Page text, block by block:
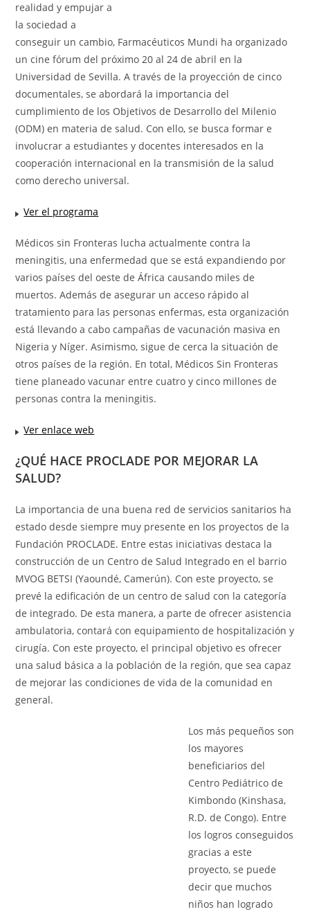
realidad y empujar a
la sociedad a
conseguir un cambio, Farmacéuticos Mundi ha organizado
un cine fórum del próximo 20 al 24 de abril en la
Universidad de Sevilla. A través de la proyección de cinco
documentales, se abordará la importancia del
cumplimiento de los Objetivos de Desarrollo del Milenio
(ODM) en materia de salud. Con ello, se busca formar e
involucrar a estudiantes y docentes interesados en la
cooperación internacional en la transmisión de la salud
como derecho universal.
Ver el programa
Médicos sin Fronteras lucha actualmente contra la
meningitis, una enfermedad que se está expandiendo por
varios países del oeste de África causando miles de
muertos. Además de asegurar un acceso rápido al
tratamiento para las personas enfermas, esta organización
está llevando a cabo campañas de vacunación masiva en
Nigeria y Níger. Asimismo, sigue de cerca la situación de
otros países de la región. En total, Médicos Sin Fronteras
tiene planeado vacunar entre cuatro y cinco millones de
personas contra la meningitis.
Ver enlace web
¿QUÉ HACE PROCLADE POR MEJORAR LA
SALUD?
La importancia de una buena red de servicios sanitarios ha
estado desde siempre muy presente en los proyectos de la
Fundación PROCLADE. Entre estas iniciativas destaca la
construcción de un Centro de Salud Integrado en el barrio
MVOG BETSI (Yaoundé, Camerún). Con este proyecto, se
prevé la edificación de un centro de salud con la categoría
de integrado. De esta manera, a parte de ofrecer asistencia
ambulatoria, contará con equipamiento de hospitalización y
cirugía. Con este proyecto, el principal objetivo es ofrecer
una salud básica a la población de la región, que sea capaz
de mejorar las condiciones de vida de la comunidad en
general.
Los más pequeños son
los mayores
beneficiarios del
Centro Pediátrico de
Kimbondo (Kinshasa,
R.D. de Congo). Entre
los logros conseguidos
gracias a este
proyecto, se puede
decir que muchos
niños han logrado